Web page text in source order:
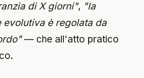
di X giorni", "la
evolutiva è regolata da
— che all'atto pratico